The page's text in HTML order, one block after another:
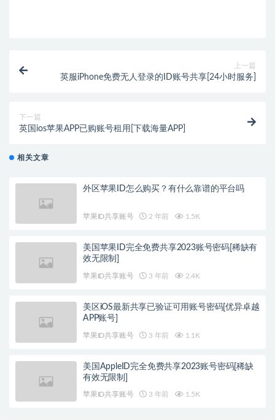
上一篇
英服iPhone免费无人登录的ID账号共享[24小时服务]
下一篇
英国ios苹果APP已购账号租用[下载海量APP]
相关文章
外区苹果ID怎么购买？有什么靠谱的平台吗
苹果ID共享账号 2 年前 1.5K
美国苹果ID完全免费共享2023账号密码[稀缺有
效无限制]
苹果ID共享账号 3 年前 2.4K
美区iOS最新共享已验证可用账号密码[优异卓越
APP账号]
苹果ID共享账号 3 年前 1.1K
美国AppleID完全免费共享2023账号密码[稀缺
有效无限制]
苹果ID共享账号 3 年前 1.5K